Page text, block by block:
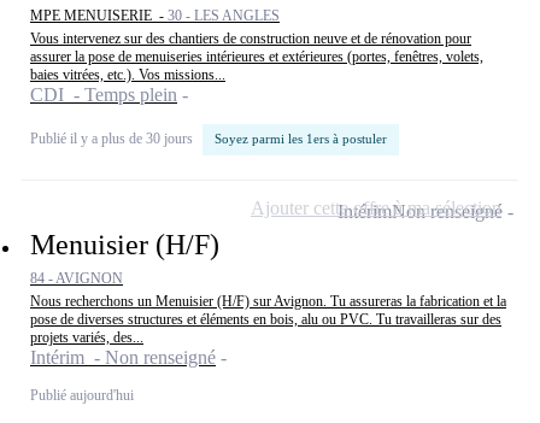
MPE MENUISERIE - 30 - LES ANGLES
Vous intervenez sur des chantiers de construction neuve et de rénovation pour
assurer la pose de menuiseries intérieures et extérieures (portes, fenêtres, volets,
baies vitrées, etc.). Vos missions...
CDI - Temps plein
Publié il y a plus de 30 jours Soyez parmi les 1ers à postuler
Menuisier (H/F)
84 - AVIGNON
Nous recherchons un Menuisier (H/F) sur Avignon. Tu assureras la fabrication et la
pose de diverses structures et éléments en bois, alu ou PVC. Tu travailleras sur des
projets variés, des...
Intérim - Non renseigné
Publié aujourd'hui
IntérimNon renseigné
Ajouter cette offre à ma sélection